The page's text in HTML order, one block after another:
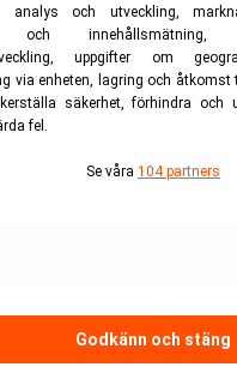
analys och utveckling,
och innehållsmätning,
uppgifter om
via enheten, lagring och
säkerhet, förhindra och
fel.
Se våra 104 partners
Godkänn och stäng